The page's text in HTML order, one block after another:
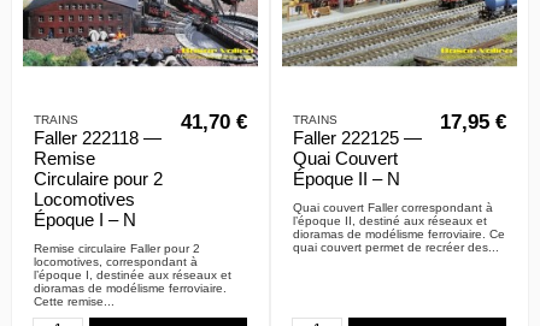
TRAINS
Faller 222118 —
Remise
Circulaire pour 2
Locomotives
Époque I – N
41,70 €
Remise circulaire Faller pour 2
locomotives, correspondant à
l’époque I, destinée aux réseaux et
dioramas de modélisme ferroviaire.
Cette remise...
TRAINS
Faller 222125 —
Quai Couvert
Époque II – N
17,95 €
Quai couvert Faller correspondant à
l’époque II, destiné aux réseaux et
dioramas de modélisme ferroviaire. Ce
quai couvert permet de recréer des...